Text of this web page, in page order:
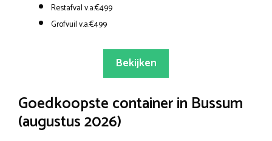
Restafval v.a.€499
Grofvuil v.a.€499
Bekijken
Goedkoopste container in Bussum
(augustus 2026)